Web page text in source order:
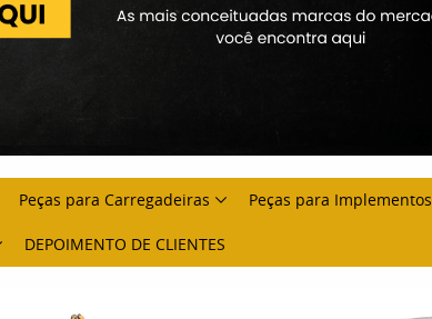
Peças para Carregadeiras Peças para Implementos
DEPOIMENTO DE CLIENTES